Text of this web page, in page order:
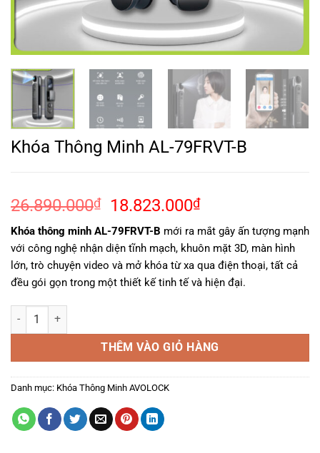
Khóa Thông Minh AL-79FRVT-B
26.890.000₫
Giá
gốc
là:
26.890.000₫.
18.823.000₫Giá
hiện
tại
là:
18.823.000₫.
Khóa thông minh AL-79FRVT-B mới ra mắt gây ấn tượng mạnh
với công nghệ nhận diện tĩnh mạch, khuôn mặt 3D, màn hình
lớn, trò chuyện video và mở khóa từ xa qua điện thoại, tất cả
đều gói gọn trong một thiết kế tinh tế và hiện đại.
Khóa Thông Minh AL-79FRVT-B số lượng
THÊM VÀO GIỎ HÀNG
Danh mục: Khóa Thông Minh AVOLOCK